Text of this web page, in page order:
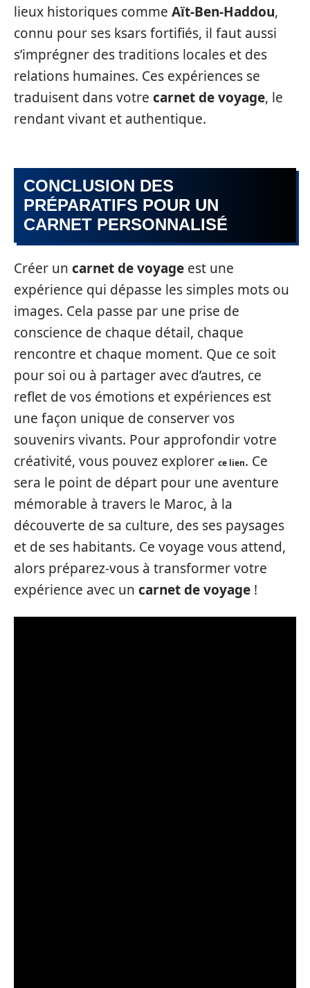
lieux historiques comme Aït-Ben-Haddou,
connu pour ses ksars fortifiés, il faut aussi
s’imprégner des traditions locales et des
relations humaines. Ces expériences se
traduisent dans votre carnet de voyage, le
rendant vivant et authentique.
CONCLUSION DES
PRÉPARATIFS POUR UN
CARNET PERSONNALISÉ
Créer un carnet de voyage est une
expérience qui dépasse les simples mots ou
images. Cela passe par une prise de
conscience de chaque détail, chaque
rencontre et chaque moment. Que ce soit
pour soi ou à partager avec d’autres, ce
reflet de vos émotions et expériences est
une façon unique de conserver vos
souvenirs vivants. Pour approfondir votre
créativité, vous pouvez explorer ce lien. Ce
sera le point de départ pour une aventure
mémorable à travers le Maroc, à la
découverte de sa culture, des ses paysages
et de ses habitants. Ce voyage vous attend,
alors préparez-vous à transformer votre
expérience avec un carnet de voyage !